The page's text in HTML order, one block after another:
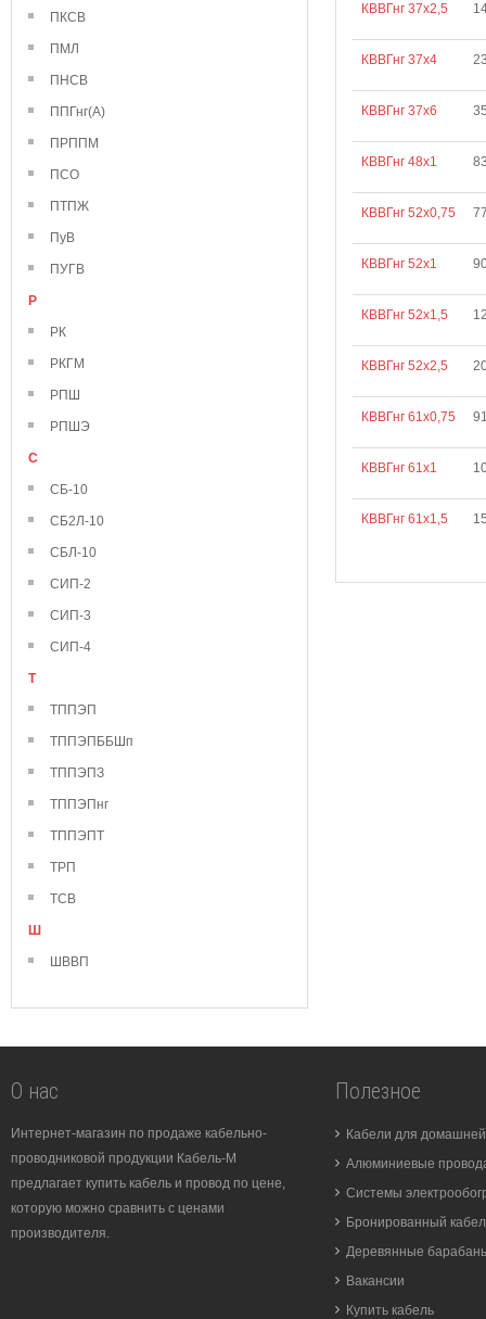
ПКСВ
ПМЛ
ПНСВ
ППГнг(А)
ПРППМ
ПСО
ПТПЖ
ПуВ
ПУГВ
Р
РК
РКГМ
РПШ
РПШЭ
С
СБ-10
СБ2Л-10
СБЛ-10
СИП-2
СИП-3
СИП-4
Т
ТППЭП
ТППЭПББШп
ТППЭПЗ
ТППЭПнг
ТППЭПТ
ТРП
ТСВ
Ш
ШВВП
КВВГнг 37х2,5
КВВГнг 37х4
КВВГнг 37х6
КВВГнг 48х1
КВВГнг 52х0,75
КВВГнг 52х1
КВВГнг 52х1,5
КВВГнг 52х2,5
КВВГнг 61х0,75
КВВГнг 61х1
КВВГнг 61х1,5
О нас
Интернет-магазин по продаже кабельно-
проводниковой продукции Кабель-М
предлагает купить кабель и провод по цене,
которую можно сравнить с ценами
производителя.
Полезное
Кабели для
Алюминиевые
Системы
Бронированный
Деревянные
Вакансии
Купить кабель